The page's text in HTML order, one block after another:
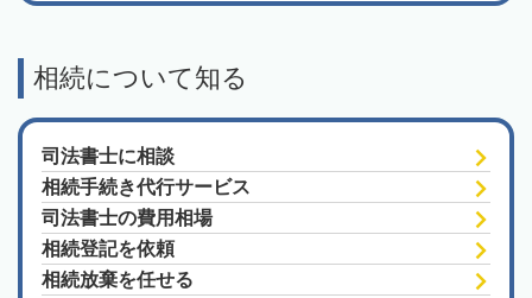
相続について知る
司法書士に相談
相続手続き代行サービス
司法書士の費用相場
相続登記を依頼
相続放棄を任せる